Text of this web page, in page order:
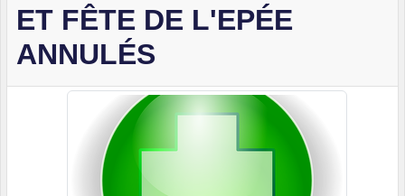
ET FÊTE DE L'EPÉE
ANNULÉS